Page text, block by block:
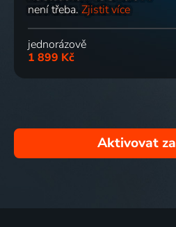
není třeba. Zjistit více
jednorázově
1 899 Kč
Aktivovat za